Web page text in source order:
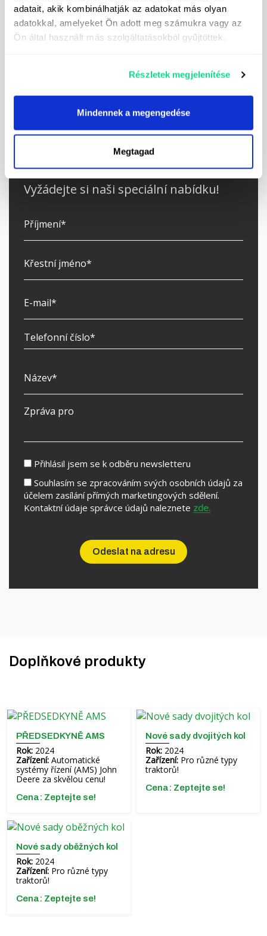
adatait, akik kombinálhatják az adatokat más olyan
adatokkal, amelyeket Ön adott meg számukra vagy az
Ön által használt más szolgáltatásokból gyűjtöttek.
Részletek megjelenítése
Mindennek a megengedése
Megtagad
Přední držák závaží
14 50kg závaží na přední brašny
Použité obrázky jsou pouze informativní a nemusí vždy
informace v textovém popisu. Popis stroje není vyčerpávající.
Vyhrazujeme si právo na jakékoli typografické chyby, chyby a
Vyžádejte si naši speciální nabídku!
Přihlásil jsem se k odběru newsletteru
Souhlasím se zpracováním svých osobních údajů za
účelem zasílání přímých marketingových sdělení.
Kontaktní údaje správce údajů naleznete zde.
Doplňkové produkty
PŘEDSEDKYNĚ AMS
Rok: 2024
Zařízení: Automatické
systémy řízení (AMS) John
Deere za skvělou cenu!
Cena: Zeptejte se!
Nové sady dvojitých kol
Rok: 2024
Zařízení: Pro různé typy
traktorů!
Cena: Zeptejte se!
Nové sady oběžných kol
Rok: 2024
Zařízení: Pro různé typy
traktorů!
Cena: Zeptejte se!